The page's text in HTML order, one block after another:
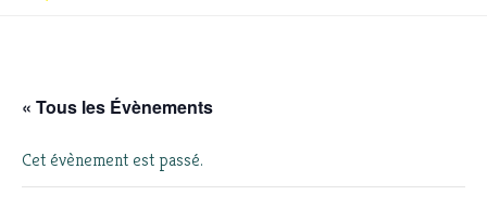
« Tous les Évènements
Cet évènement est passé.